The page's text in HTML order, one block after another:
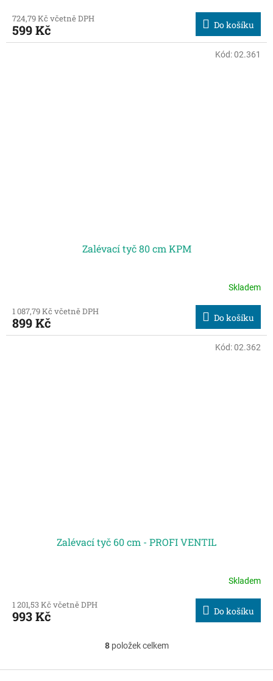
724,79 Kč včetně DPH
599 Kč Do košíku
Zalévací tyč 80 cm KPM
Skladem
1 087,79 Kč včetně DPH
899 Kč Do košíku
Kód:02.361
Zalévací tyč 60 cm - PROFI VENTIL
Skladem
1 201,53 Kč včetně DPH
993 Kč Do košíku
Kód:02.362
O
l
8položek celkem